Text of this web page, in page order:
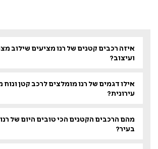
איזה רכבים קטנים של רנו מציעים שילוב
ועיצוב?
אילו דגמים של רנו מומלצים לרכב קטן ונוח
עירונית?
מהם הרכבים הקטנים הכי טובים היום של
בעיר?